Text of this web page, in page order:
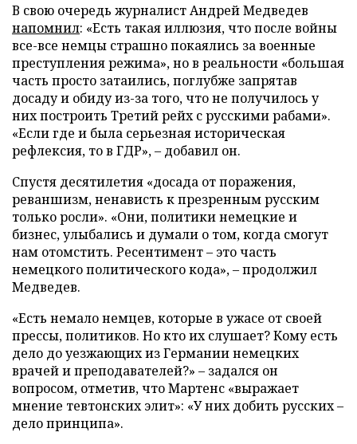
В свою очередь журналист Андрей Медведев
напомнил: «Есть такая иллюзия, что после войны
все-все немцы страшно покаялись за военные
преступления режима», но в реальности «большая
часть просто затаились, поглубже запрятав
досаду и обиду из-за того, что не получилось у
них построить Третий рейх с русскими рабами».
«Если где и была серьезная историческая
рефлексия, то в ГДР», – добавил он.
Спустя десятилетия «досада от поражения,
реваншизм, ненависть к презренным русским
только росли». «Они, политики немецкие и
бизнес, улыбались и думали о том, когда смогут
нам отомстить. Ресентимент – это часть
немецкого политического кода», – продолжил
Медведев.
«Есть немало немцев, которые в ужасе от своей
прессы, политиков. Но кто их слушает? Кому есть
дело до уезжающих из Германии немецких
врачей и преподавателей?» – задался он
вопросом, отметив, что Мартенс «выражает
мнение тевтонских элит»: «У них добить русских –
дело принципа».